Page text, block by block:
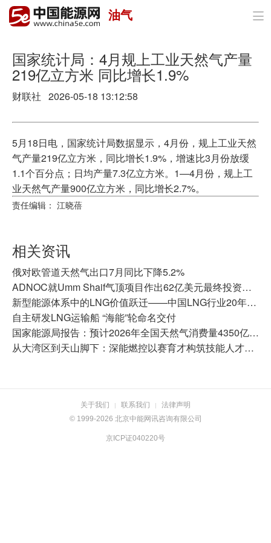
首页
政策与经济
油气
电力
新能源
节能环保
油气 
国家统计局：4月规上工业天然气产量
219亿立方米 同比增长1.9%
财联社 2026-05-18 13:12:58
5月18日电，国家统计局数据显示，4月份，规上工业天然
气产量219亿立方米，同比增长1.9%，增速比3月份放缓
1.1个百分点；日均产量7.3亿立方米。1—4月份，规上工
业天然气产量900亿立方米，同比增长2.7%。
责任编辑： 江晓蓓
相关资讯
俄对欧管道天然气出口7月同比下降5.2%
ADNOC就Umm Shaif气顶项目作出62亿美元最终投资决定，加快天然气战略布局
新型能源体系中的LNG价值跃迁——中国LNG行业20年发展回顾与展望
自主研发LNG运输船 “海能”轮命名交付
国家能源局报告：预计2026年全国天然气消费量4350亿立方米
从大湾区到天山脚下：深能燃控以赛育才构筑技能人才发展新版图
关于我们 | 联系我们 |
法律声明
© 1999-2026 北京中能网讯咨询有限公司
京ICP证040220号